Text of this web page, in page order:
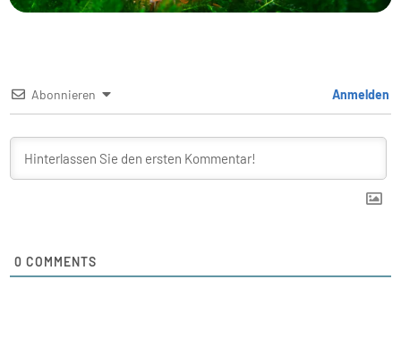
Abonnieren Anmelden
0 COMMENTS